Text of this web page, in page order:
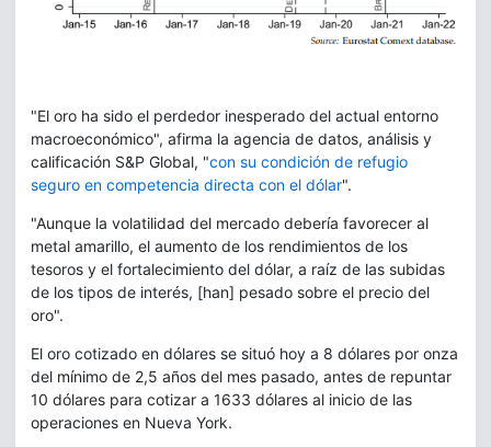
"El oro ha sido el perdedor inesperado del actual entorno
macroeconómico", afirma la agencia de datos, análisis y
calificación S&P Global, "con su condición de refugio
seguro en competencia directa con el dólar".
"Aunque la volatilidad del mercado debería favorecer al
metal amarillo, el aumento de los rendimientos de los
tesoros y el fortalecimiento del dólar, a raíz de las subidas
de los tipos de interés, [han] pesado sobre el precio del
oro".
El oro cotizado en dólares se situó hoy a 8 dólares por onza
del mínimo de 2,5 años del mes pasado, antes de repuntar
10 dólares para cotizar a 1633 dólares al inicio de las
operaciones en Nueva York.